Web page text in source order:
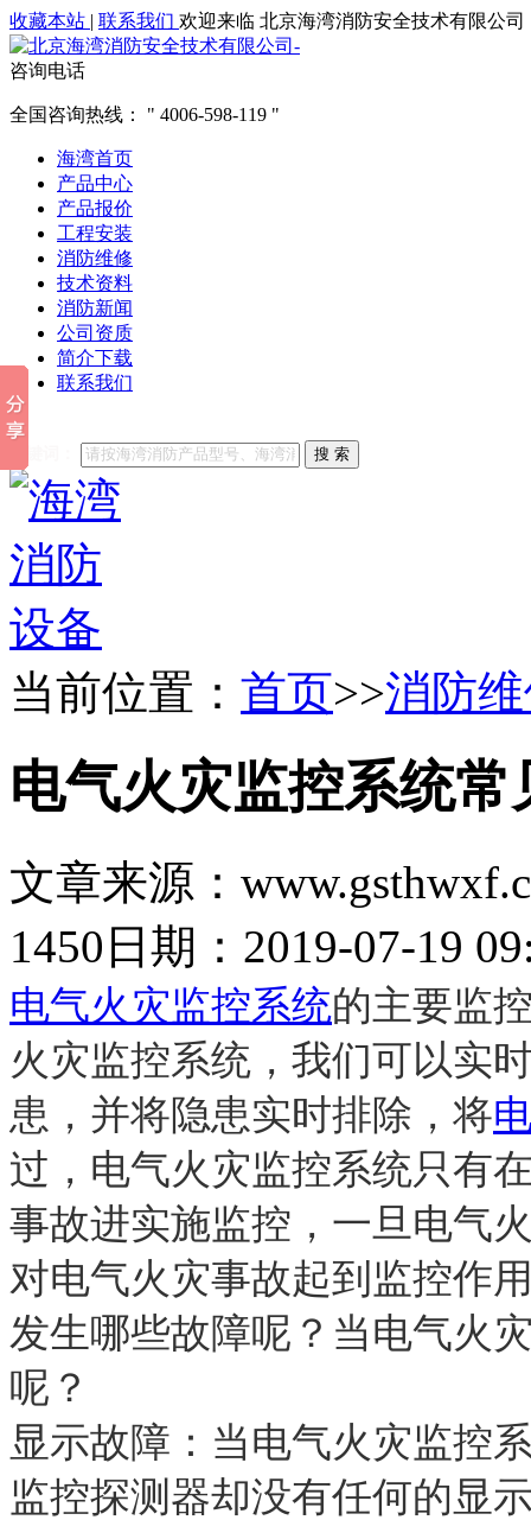
收藏本站 | 联系我们 欢迎来临 北京海湾消防安全技术有限公司
咨询电话
全国咨询热线： 4006-598-119
海湾首页
产品中心
产品报价
工程安装
消防维修
技术资料
消防新闻
公司资质
简介下载
联系我们
他们都在搜索:
搜 索
当前位置： 首页>>消防
电气火灾监控系统
文章来源：
1450 日期：2019-07-19
电气火灾监控系统的主要监
火灾监控系统，我们可以实
患，并将隐患实时排除，将
过， 电气火灾监控系统只有
事故进实施监控，一旦电气
对电气火灾事故起到监控作
发生哪些故障呢？当电气火
呢？
显示故障：当电气火灾监控
监控探测器却没有任何的显